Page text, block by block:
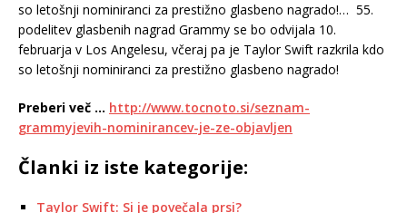
so letošnji nominiranci za prestižno glasbeno nagrado!… 55.
podelitev glasbenih nagrad Grammy se bo odvijala 10.
februarja v Los Angelesu, včeraj pa je Taylor Swift razkrila kdo
so letošnji nominiranci za prestižno glasbeno nagrado!
Preberi več … http://www.tocnoto.si/seznam-
grammyjevih-nominirancev-je-ze-objavljen
Članki iz iste kategorije:
Taylor Swift: Si je povečala prsi?